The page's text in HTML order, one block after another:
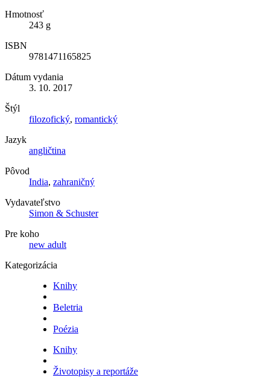
Hmotnosť
243 g
ISBN
9781471165825
Dátum vydania
3. 10. 2017
Štýl
filozofický, romantický
Jazyk
angličtina
Pôvod
India, zahraničný
Vydavateľstvo
Simon & Schuster
Pre koho
new adult
Kategorizácia
Knihy
Beletria
Poézia
Knihy
Životopisy a reportáže